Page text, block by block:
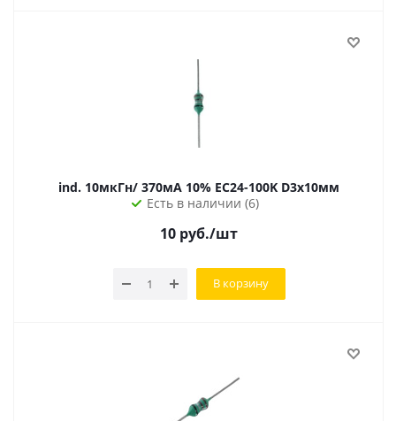
ind. 10мкГн/ 370мА 10% EC24-100K D3х10мм
Есть в наличии (6)
10 руб./шт
В корзину